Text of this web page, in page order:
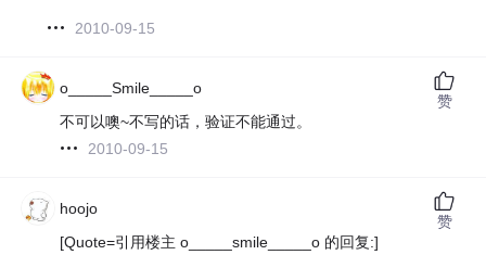
2010-09-15
o_____Smile_____o
不可以噢~不写的话，验证不能通过。
2010-09-15
赞
hoojo
[Quote=引用楼主 o_____smile_____o 的回复:]
赞